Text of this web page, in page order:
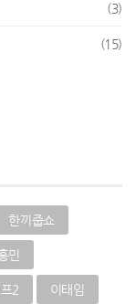
(3)
(15)
한끼줍쇼
민
2 이태임